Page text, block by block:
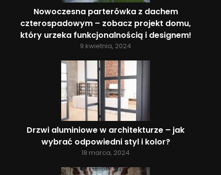
Nowoczesna parterówka z dachem
czterospadowym – zobacz projekt domu,
który urzeka funkcjonalnością i designem!
9 kwietnia, 2024
Drzwi aluminiowe w architekturze – jak
wybrać odpowiedni styl i kolor?
18 marca, 2024